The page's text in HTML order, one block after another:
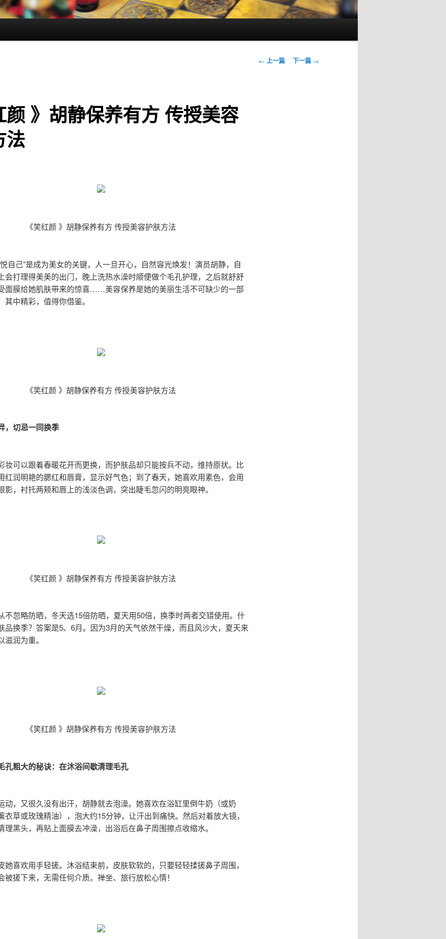
文
← 上一篇 下一篇 →
颜 》胡静保养有方 传授美容
法
《笑红颜 》胡静保养有方 传授美容护肤方法
自己”是成为美女的关键，人一旦开心，自然容光焕发！演员胡静，自
会打理得美美的出门，晚上洗热水澡时顺便做个毛孔护理，之后就舒舒
面膜给她肌肤带来的惊喜……美容保养是她的美丽生活不可缺少的一部
其中精彩，值得你借鉴。
《笑红颜 》胡静保养有方 传授美容护肤方法
，切忌一同换季
妆可以跟着春暖花开而更换，而护肤品却只能按兵不动，维持原状。比
红润明艳的腮红和唇膏，显示好气色；到了春天，她喜欢用素色，会用
影，衬托两颊和唇上的浅淡色调，突出睫毛忽闪的明亮眼神。
《笑红颜 》胡静保养有方 传授美容护肤方法
不忽略防晒，冬天选15倍防晒，夏天用50倍，换季时两者交错使用。什
品换季？答案是5、6月。因为3月的天气依然干燥，而且风沙大，夏天来
滋润为重。
《笑红颜 》胡静保养有方 传授美容护肤方法
孔粗大的秘诀：在沐浴间歇清理毛孔
动，又很久没有出汗，胡静就去泡澡。她喜欢在浴缸里倒牛奶（或奶
衣草或玫瑰精油），泡大约15分钟，让汗出到痛快。然后对着放大镜，
理黑头，再贴上面膜去冲澡，出浴后在鼻子周围擦点收缩水。
她喜欢用手轻搓。沐浴结束前，皮肤软软的，只要轻轻揉搓鼻子周围，
被搓下来，无需任何介质。禅坐、旅行放松心情！